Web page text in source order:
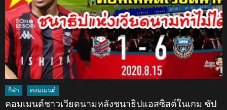
กีฬา คอมเมนต์
คอมเมนต์ชาวเวียดนามหลังชนาธิปแอสซิสต์ในเกม ซัป